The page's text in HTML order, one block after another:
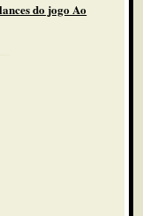
do jogo Ao